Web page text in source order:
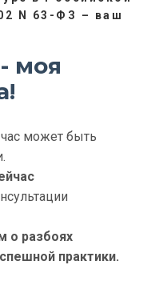
N 63-ФЗ – ваш
моя
может быть
о разбоях
практики.